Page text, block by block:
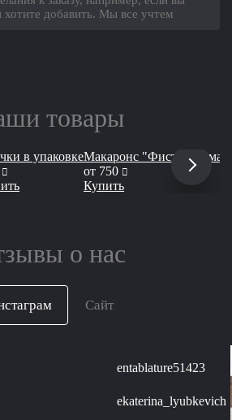
товары
в упаковке
руб
Макаронс "Фисташка-
от 750 руб
Купить
о нас
Сайт
entablature51423
ekaterina_lyubkevich